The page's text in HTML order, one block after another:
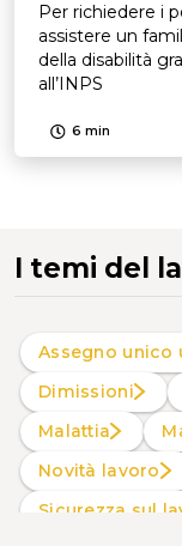
Per richiedere i
assistere un
della disabilità
all’INPS
6 min
I temi del
Assegno
Dimissioni
Malattia
Novità lavoro
Sicurezza sul